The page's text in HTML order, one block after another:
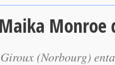
Monroe
(Norbourg)